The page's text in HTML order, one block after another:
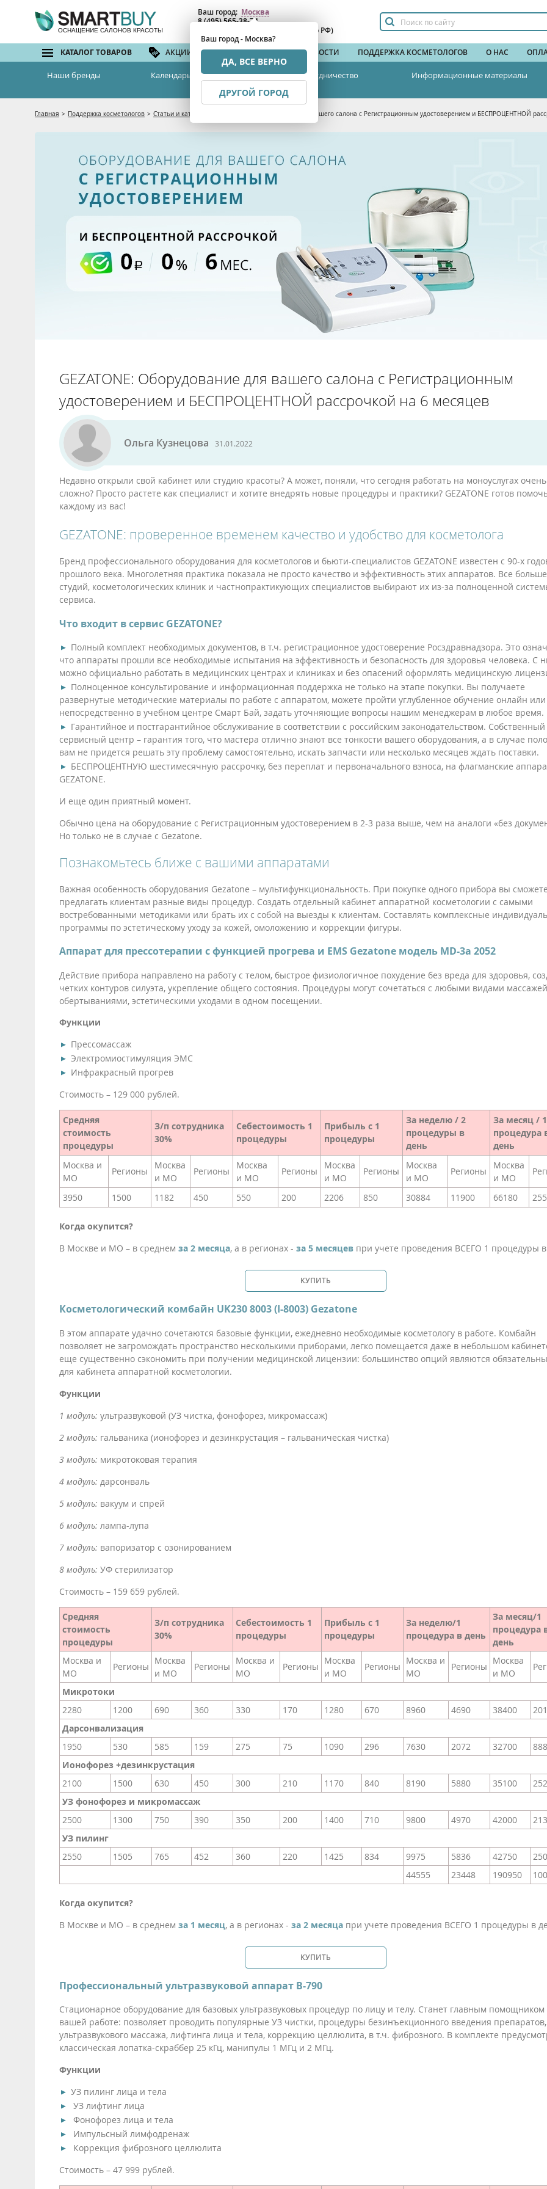
ОСНАЩЕНИЕ САЛОНОВ КРАСОТЫ
Ваш город: Москва
Ваш город - Москва?
ДА, ВСЕ ВЕРНО
ДРУГОЙ ГОРОД
8 (495) 565-38-74
(бесплатный по РФ)
КАТАЛОГ ТОВАРОВ АКЦИИ И СКИДКИ БРЕНДЫ НОВОСТИ ПОДДЕРЖКА КОСМЕТОЛОГОВ О НАС
Наши бренды Календарь семинаров Сотрудничество Информационные материалы
Главная > Поддержка косметологов > Статьи и каталоги GEZATONE: Оборудование для вашего салона с Регистрационным удостоверением и БЕСПРОЦЕНТНОЙ
GEZATONE: Оборудование для вашего салона с Регистрационным
удостоверением и БЕСПРОЦЕНТНОЙ рассрочкой на 6 месяцев
Ольга Кузнецова 31.01.2022
Недавно открыли свой кабинет или студию красоты? А может, поняли, что сегодня работать на моноуслугах очень
сложно? Просто растете как специалист и хотите внедрять новые процедуры и практики? GEZATONE готов
каждому из вас!
GEZATONE: проверенное временем качество и удобство для косметолога
Бренд профессионального оборудования для косметологов и бьюти-специалистов GEZATONE известен с 90-х
прошлого века. Многолетняя практика показала не просто качество и эффективность этих аппаратов. Все больше
студий, косметологических клиник и частнопрактикующих специалистов выбирают их из-за полноценной
сервиса.
Что входит в сервис GEZATONE?
Полный комплект необходимых документов, в т.ч. регистрационное удостоверение Росздравнадзора. Это
что аппараты прошли все необходимые испытания на эффективность и безопасность для здоровья человека. С
можно официально работать в медицинских центрах и клиниках и без опасений оформлять медицинскую
Полноценное консультирование и информационная поддержка не только на этапе покупки. Вы получаете
развернутые методические материалы по работе с аппаратом, можете пройти углубленное обучение онлайн или
непосредственно в учебном центре Смарт Бай, задать уточняющие вопросы нашим менеджерам в любое время.
Гарантийное и постгарантийное обслуживание в соответствии с российским законодательством. Собственный
сервисный центр – гарантия того, что мастера отлично знают все тонкости вашего оборудования, а в случае
вам не придется решать эту проблему самостоятельно, искать запчасти или несколько месяцев ждать поставки.
БЕСПРОЦЕНТНУЮ шестимесячную рассрочку, без переплат и первоначального взноса, на флагманские
GEZATONE.
И еще один приятный момент.
Обычно цена на оборудование с Регистрационным удостоверением в 2-3 раза выше, чем на аналоги «без
Но только не в случае с Gezatone.
Познакомьтесь ближе с вашими аппаратами
Важная особенность оборудования Gezatone – мультифункциональность. При покупке одного прибора вы
предлагать клиентам разные виды процедур. Создать отдельный кабинет аппаратной косметологии с самыми
востребованными методиками или брать их с собой на выезды к клиентам. Составлять комплексные
программы по эстетическому уходу за кожей, омоложению и коррекции фигуры.
Аппарат для прессотерапии с функцией прогрева и EMS Gezatone модель MD-3a 2052
Действие прибора направлено на работу с телом, быстрое физиологичное похудение без вреда для здоровья,
четких контуров силуэта, укрепление общего состояния. Процедуры могут сочетаться с любыми видами
обертываниями, эстетическими уходами в одном посещении.
Функции
Прессомассаж
Электромиостимуляция ЭМС
Инфракрасный прогрев
Стоимость – 129 000 рублей.
Средняя
стоимость
процедуры
З/п сотрудника
30%
Себестоимость 1
процедуры
Прибыль с 1
процедуры
За неделю / 2
процедуры в
день
За месяц / 1
процедура
день
Москва и
МО
Регионы
Москва
и МО
Регионы
Москва
и МО
Регионы
Москва
и МО
Регионы
Москва
и МО
Регионы
Москва
и МО
3950 1500 1182 450 550 200 2206 850 30884 11900 66180
Когда окупится?
В Москве и МО – в среднем за 2 месяца, а в регионах - за 5 месяцев при учете проведения ВСЕГО 1 процедуры
КУПИТЬ
Косметологический комбайн UK230 8003 (I-8003) Gezatone
В этом аппарате удачно сочетаются базовые функции, ежедневно необходимые косметологу в работе. Комбайн
позволяет не загромождать пространство несколькими приборами, легко помещается даже в небольшом
еще существенно сэкономить при получении медицинской лицензии: большинство опций являются
для кабинета аппаратной косметологии.
Функции
1 модуль: ультразвуковой (УЗ чистка, фонофорез, микромассаж)
2 модуль: гальваника (ионофорез и дезинкрустация – гальваническая чистка)
3 модуль: микротоковая терапия
4 модуль: дарсонваль
5 модуль: вакуум и спрей
6 модуль: лампа-лупа
7 модуль: вапоризатор с озонированием
8 модуль: УФ стерилизатор
Стоимость – 159 659 рублей.
Средняя
стоимость
процедуры
З/п сотрудника
30%
Себестоимость 1
процедуры
Прибыль с 1
процедуры
За неделю/1
процедура в день
За месяц/1
процедура
день
Москва и
МО
Регионы
Москва
и МО
Регионы
Москва и
МО
Регионы
Москва
и МО
Регионы
Москва и
МО
Регионы
Москва
и МО
Микротоки
2280
1200 690 360 330 170 1280 670 8960 4690 38400
Дарсонвализация
1950
530 585 159 275 75 1090 296 7630 2072 32700
Ионофорез +дезинкрустация
2100
1500 630 450 300 210 1170 840 8190 5880 35100
УЗ фонофорез и микромассаж
2500
1300 750 390 350 200 1400 710 9800 4970 42000
УЗ пилинг
2550
1505 765 452 360 220 1425 834 9975 5836 42750
44555
23448 190950
Когда окупится?
В Москве и МО – в среднем за 1 месяц, а в регионах - за 2 месяца при учете проведения ВСЕГО 1 процедуры в
КУПИТЬ
Профессиональный ультразвуковой аппарат B-790
Стационарное оборудование для базовых ультразвуковых процедур по лицу и телу. Станет главным помощником
вашей работе: позволяет проводить популярные УЗ чистки, процедуры безинъекционного введения препаратов,
ультразвукового массажа, лифтинга лица и тела, коррекцию целлюлита, в т.ч. фиброзного. В комплекте
классическая лопатка-скраббер 25 кГц, манипулы 1 МГц и 2 МГц.
Функции
УЗ пилинг лица и тела
УЗ лифтинг лица
Фонофорез лица и тела
Импульсный лимфодренаж
Коррекция фиброзного целлюлита
Стоимость – 47 999 рублей.